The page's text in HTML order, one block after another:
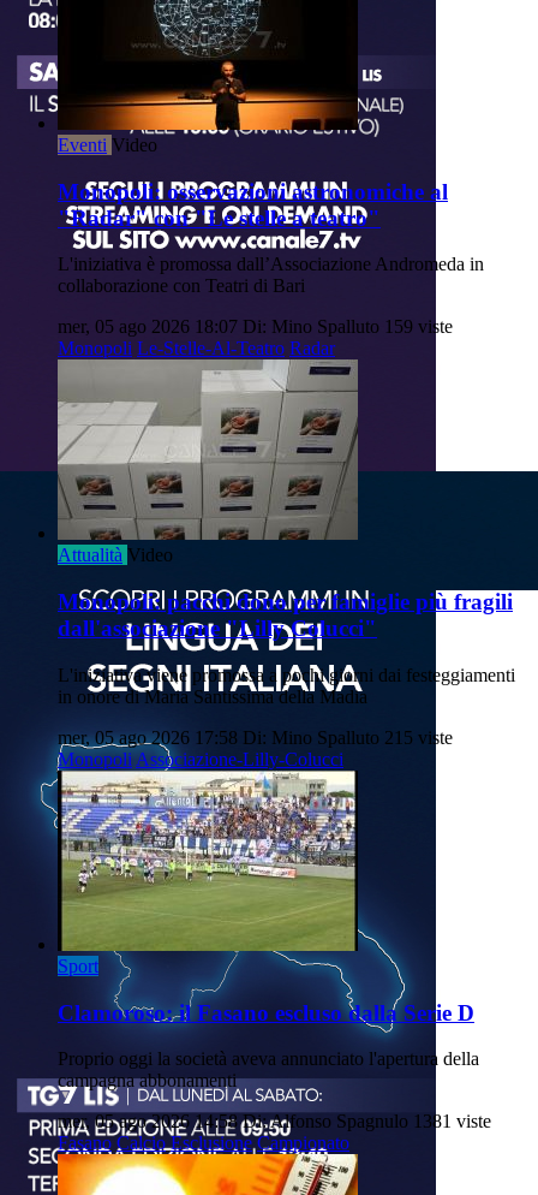
Eventi Video
Monopoli: osservazioni astronomiche al
"Radar" con "Le stelle a teatro"
L'iniziativa è promossa dall’Associazione Andromeda in
collaborazione con Teatri di Bari
mer, 05 ago 2026 18:07 Di: Mino Spalluto 159 viste
Monopoli Le-Stelle-Al-Teatro Radar
Attualità Video
Monopoli: pacchi dono per famiglie più fragili
dall'associazione "Lilly Colucci"
L'iniziativa viene promossa a pochi giorni dai festeggiamenti
in onore di Maria Santissima della Madia
mer, 05 ago 2026 17:58 Di: Mino Spalluto 215 viste
Monopoli Associazione-Lilly-Colucci
Sport
Clamoroso: il Fasano escluso dalla Serie D
Proprio oggi la società aveva annunciato l'apertura della
campagna abbonamenti
mer, 05 ago 2026 14:58 Di: Alfonso Spagnulo 1381 viste
Fasano Calcio Esclusione Campionato